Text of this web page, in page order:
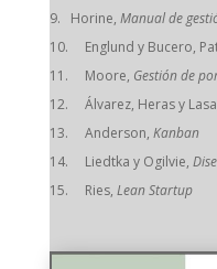
Horine, Manual de
Englund y Bucero,
Moore, Gestión de
Álvarez, Heras y
Anderson, Kanban
Liedtka y Ogilvie,
Ries, Lean Startup